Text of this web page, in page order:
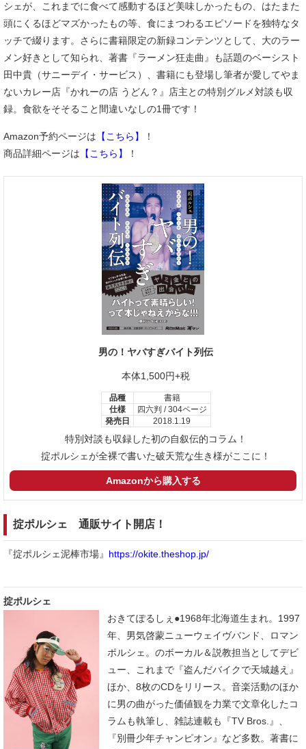
シェが、これまでに食べて感動するほど美味しかったもの、はたまた
頭にくるほどマズかったもの等、食にまつわるエピソードを独特なタ
ッチで綴ります。さらに書籍限定の新録コンテンツとして、大のラー
メン好きとして知られ、著書『ラーメン狂走曲』も話題のベーシスト
田中貴（サニーデイ・サービス）、書籍にも登場し筆者が愛してやま
ないカレー店『かれーの店 うどん？』店主との特別グルメ対談も収
録。食欲をそそること間違いなしの1冊です！
Amazon予約ページは 【こちら】
！
商品詳細ページは 【こちら】 ！
男の！ヤバすぎバイト列伝
本体1,500円+税
品種
書籍
仕様
四六判 / 304ページ
発売日
2018.1.19
特別対談も収録した初の自叙伝的コラム！
掟ポルシェが全裸で書いた破天荒な生き様がここに！
Amazonから購入する
掟ポルシェ 通販サイト開店！
『掟ポルシェ泥棒市場』 https://okite.theshop.jp/
掟ポルシェ
おきてぽるしぇ●1968年北海道生まれ。1997
年、男気啓蒙ニューウェイヴバンド、ロマン
ポルシェ。のボーカル＆説教担当としてデビ
ュー、これまで『盗んだバイクで天城越え』
ほか、8枚のCDをリリース。音楽活動のほか
に男の曲がった価値観を力業で文章化したコ
ラムも執筆し、雑誌連載も『TV Bros.』、
『別冊少年チャンピオン』など多数。著書に